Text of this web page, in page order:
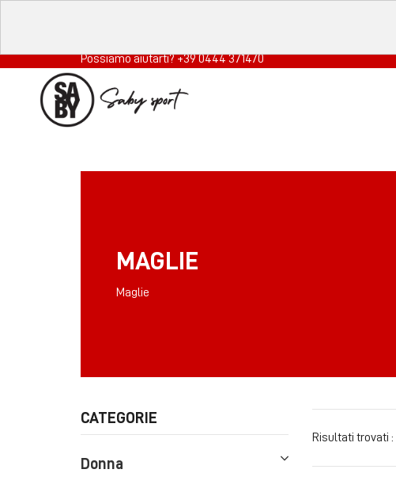
Possiamo aiutarti? +39 0444 371470
MAGLIE
Maglie
CATEGORIE
Donna
Risultati trovati :